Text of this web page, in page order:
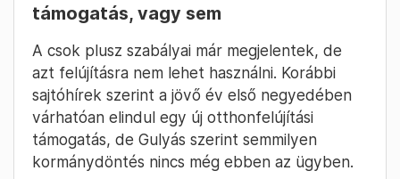
támogatás, vagy sem
A csok plusz szabályai már megjelentek, de
azt felújításra nem lehet használni. Korábbi
sajtóhírek szerint a jövő év első negyedében
várhatóan elindul egy új otthonfelújítási
támogatás, de Gulyás szerint semmilyen
kormánydöntés nincs még ebben az ügyben.